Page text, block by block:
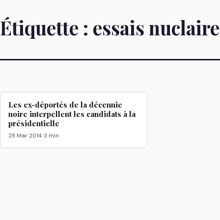
Étiquette : essais
Les ex-déportés de la décennie
noire interpellent les candidats à la
présidentielle
28 Mar 2014· 3 min